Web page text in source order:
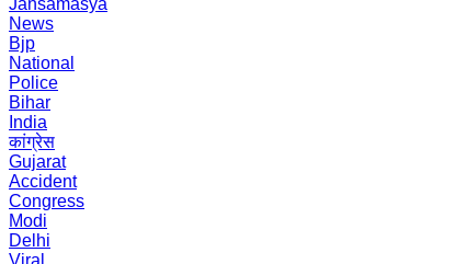
Jansamasya
News
Bjp
National
Police
Bihar
India
कांग्रेस
Gujarat
Accident
Congress
Modi
Delhi
Viral